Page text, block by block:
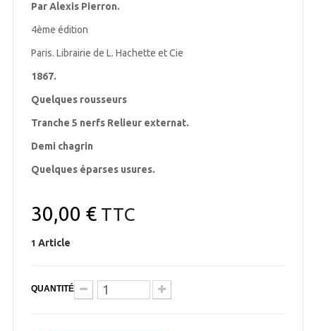
Par Alexis Pierron.
4ème édition
Paris. Librairie de L. Hachette et Cie
1867.
Quelques rousseurs
Tranche 5 nerfs Relieur externat.
Demi chagrin
Quelques éparses usures.
30,00 €TTC
1 Article
QUANTITÉ